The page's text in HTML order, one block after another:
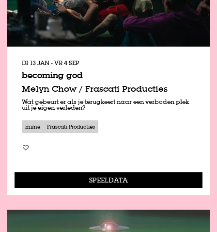
becoming god
Melyn Chow / Frascati Producties
DI 13 JAN-VR 4 SEP
Wat gebeurt er als je terugkeert naar een verboden plek
uit je eigen verleden?
mime Frascati Producties
SPEELDATA